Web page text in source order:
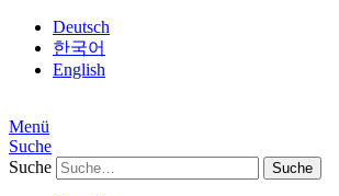
Deutsch
한국어
English
Menü
Suche
Suche